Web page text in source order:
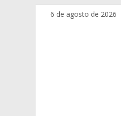
Saltar6 de agosto de 2026